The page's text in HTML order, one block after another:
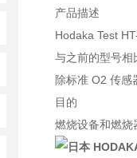
产品描述
Hodaka Test
与之前的型号相
除标准 O2 传
目的
燃烧设备和燃烧